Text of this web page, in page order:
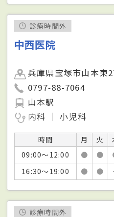
診療時間外
中西医院
兵庫県宝塚市山本東
0797-88-7064
山本駅
内科
小児科
時間 月 火
09:00～12:00
● ●
16:30～19:00
● ●
診療時間外